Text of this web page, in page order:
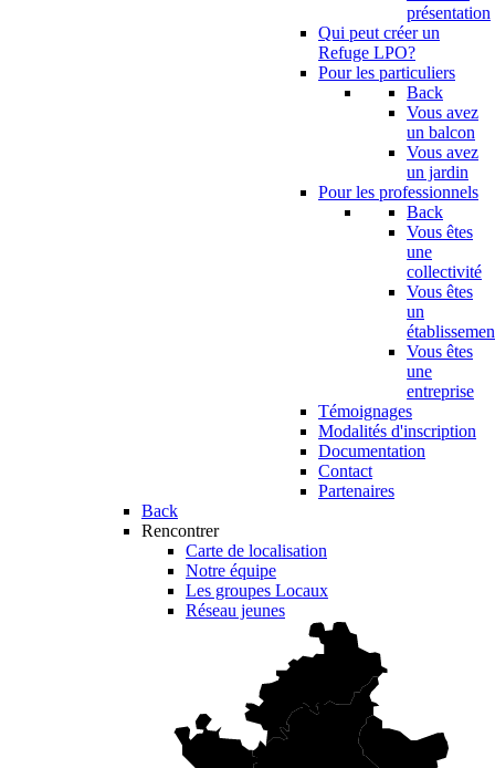
présentation
Qui peut créer un
Refuge LPO?
Pour les particuliers
Back
Vous avez
un balcon
Vous avez
un jardin
Pour les professionnels
Back
Vous êtes
une
collectivité
Vous êtes
un
Vous êtes
une
entreprise
Témoignages
Modalités d'inscription
Documentation
Contact
Partenaires
Back
Rencontrer
Carte de localisation
Notre équipe
Les groupes Locaux
Réseau jeunes